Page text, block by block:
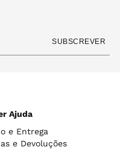
SUBSCREVER
Ajuda
e Entrega
e Devoluções